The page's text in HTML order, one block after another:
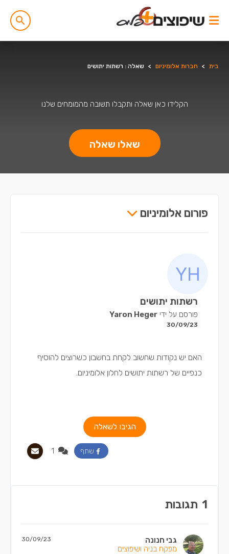
בית > חברות אלומיניום > שאלה : רשתות יתושים
הקלידו כאן שאלה ותקבלו תשובה מהמומחים שלנו
שאלו שאלה
פורום אלומיניום
רשתות יתושים
פורסם על ידי Yaron Heger
30/09/23
האם יש נקודות שחשוב לקחת בחשבון כשרוצים להוסיף
כנפיים של רשתות יתושים לחלון אלומיניום.
הגיבו לשאלה
שתף
1 תגובות
גבי חנונה
מפקח בניה ושיפוצים
30/09/23